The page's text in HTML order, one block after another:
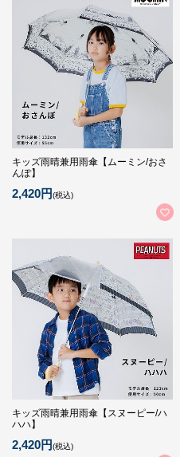
キッズ雨晴兼用雨傘【ムーミン/おさ
んぽ】
2,420円(税込)
キッズ雨晴兼用雨傘【スヌーピー/ハ
ハハ】
2,420円(税込)